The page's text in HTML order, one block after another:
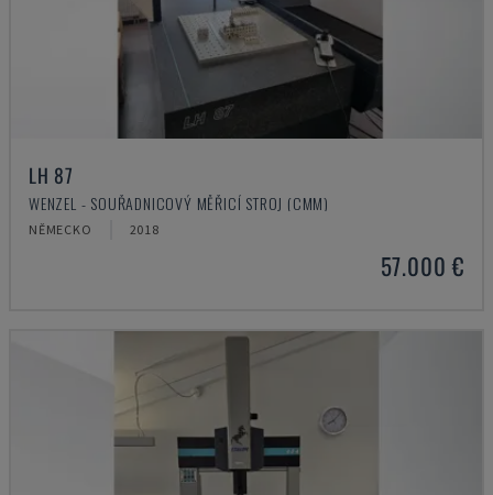
LH 87
WENZEL - SOUŘADNICOVÝ MĚŘICÍ STROJ (CMM)
NĚMECKO 2018
57.000 €